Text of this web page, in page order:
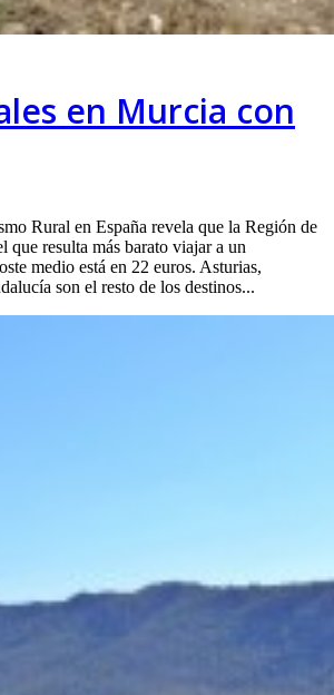
en Murcia con
Rural en España revela que la Región de
que resulta más barato viajar a un
medio está en 22 euros. Asturias,
son el resto de los destinos...